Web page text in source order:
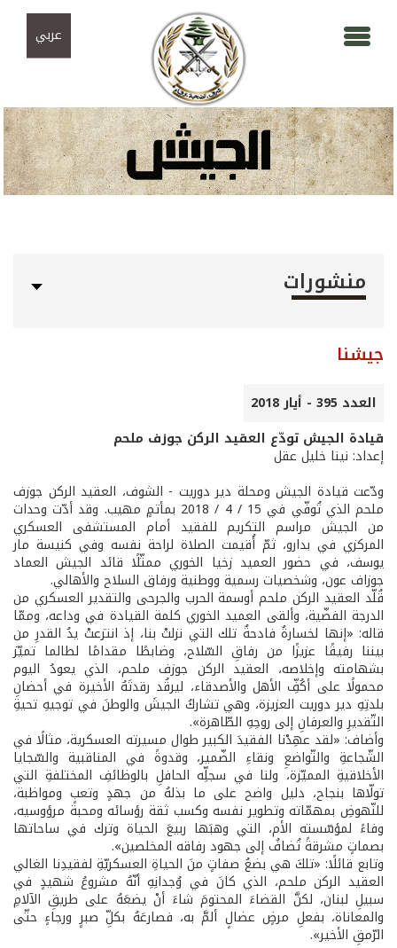
عربي
منشورات
جيشنا
العدد 395 - أيار 2018
قيادة الجيش تودّع العقيد الركن جوزف ملحم
إعداد: نينا خليل عقل
ودّعت قيادة الجيش ومحلة دير دوريت - الشوف، العقيد الركن جوزف
ملحم الذي تُوفّي في 15 / 4 / 2018 بمأتمٍ مهيب. وقد أدّت وحدات
من الجيش مراسم التكريم للفقيد أمام المستشفى العسكري
المركزي في بدارو، ثمّ أُقيمت الصلاة لراحة نفسه وفي كنيسة مار
يوسف، في حضور العميد زخيا الخوري ممثّلًا قائد الجيش العماد
جوزاف عون، وشخصيات رسمية ووطنية ورفاق السلاح والأهالي.
قُلّد العقيد الركن ملحم أوسمة الحرب والجرحى والتقدير العسكري من
الدرجة الفضّية، وألقى العميد الخوري كلمة القيادة في وداعه، وممّا
قاله: «إنها لخسارةٌ فادحةٌ تلك التي نزلتْ بنا، إذ انتزعتْ يدُ القدرِ من
بيننا رفيقًا عزيزًا من رفاقِ السّلاح، وضابطًا مقدامًا لطالما تميّز
بشهامته وإخلاصه، العقيد الركن جوزف ملحم، الذي يعودُ اليوم
محمولًا على أكُفِّ الأهل والأصدقاء، ليرقُد رقدتَهُ الأخيرة في أحضانِ
بلدتِهِ دير دوريت العزيزة، وهي تشاركُ الجيشَ والوطنَ في توجيهِ تحيةِ
التّقديرِ والعرفانِ إلى روحِهِ الطّاهرة».
وأضاف: «لقد عهِدْنا الفقيدَ الكبير طوال مسيرته العسكرية، مثالًا في
الشّجاعةِ والتّواضعِ ونقاءِ الضّمير، وقدوةً في المناقبية والسّجايا
الأخلاقيةِ المميّزة، ولنا في سجلِّه الحافلِ بالوظائفِ المختلفةِ التي
تولّاها بنجاح، دليل واضح على ما بذلهُ من جهدٍ وتعبٍ ومواظبة،
للنّهوضِ بمهمّاته وتطوير نفسه وكسب ثقة رؤسائه ومحبة مرؤوسيه،
وفاءً لمؤسّسته الأم، التي وهبَها ربيعَ الحياة وترك في ساحاتها
بصماتٍ مشرقةً تُضافُ إلى جهود رفاقه المخلصين».
وتابع قائلًا: «تلكَ هي بضعُ صفاتٍ منَ الحياةِ العسكريّةِ لفقيدِنا الغالي
العقيد الركن ملحم، الذي كانَ في وُجدانِهِ أنّهُ مشروعُ شهيدٍ في
سبيلِ لبنان، لكنَّ القضاءَ المحتومَ شاءَ أنْ يضعَهُ على طريقِ الآلامِ
والمعاناة، بفعلِ مرضٍ عضالٍ ألمَّ به، فصارعَهُ بكلِّ صبرٍ ورجاءٍ حتّى
الرّمقِ الأخير».